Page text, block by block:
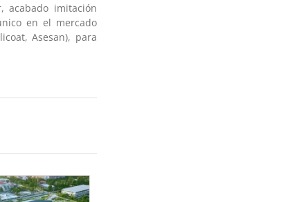
acabado imitación
en el mercado
Asesan), para